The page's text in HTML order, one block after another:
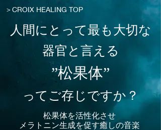
＞CROIX HEALING TOP
人間にとって最も大切な
器官と言える
”松果体”
ってご存じですか？
松果体を活性化させ
メラトニン生成を促す癒しの音楽